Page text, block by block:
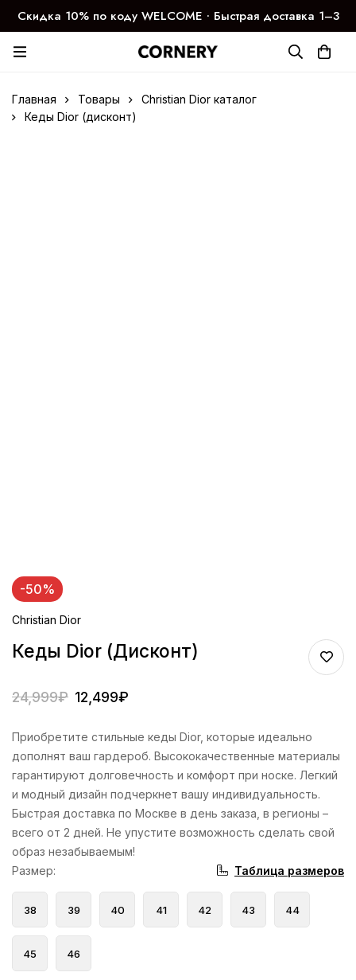
Скидка 10% по коду WELCOME ∙ Быстрая доставка 1–3
дня
Главная Товары
Christian Dior каталог
Кеды Dior (дисконт)
-50%
Christian Dior
Кеды Dior (дисконт)
24,999₽ 12,499₽
Приобретите стильные кеды Dior, которые идеально
дополнят ваш гардероб. Высококачественные материалы
гарантируют долговечность и комфорт при носке. Легкий
и модный дизайн подчеркнет вашу индивидуальность.
Быстрая доставка по Москве в день заказа, в регионы –
всего от 2 дней. Не упустите возможность сделать свой
образ незабываемым!
Размер: Таблица размеров
38 39 40 41 42 43 44
45 46